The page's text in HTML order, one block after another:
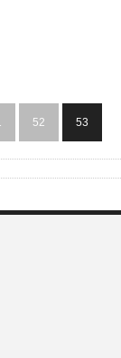
52 53